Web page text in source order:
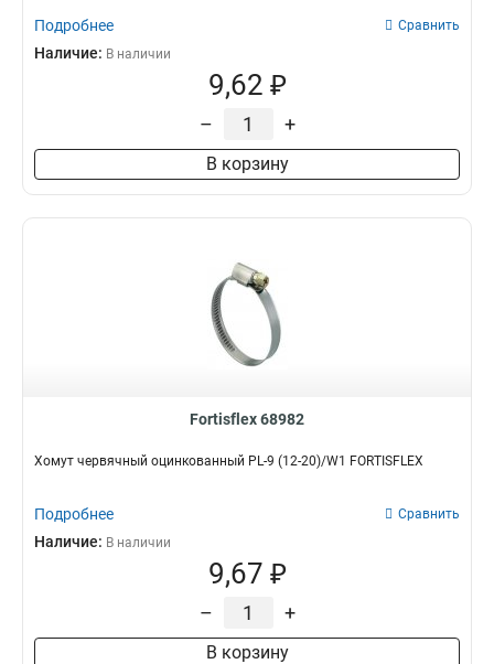
Подробнее Сравнить
Наличие: В наличии
9,62 ₽
– +
В корзину
Fortisflex 68982
Хомут червячный оцинкованный PL-9 (12-20)/W1 FORTISFLEX
Подробнее Сравнить
Наличие: В наличии
9,67 ₽
– +
В корзину